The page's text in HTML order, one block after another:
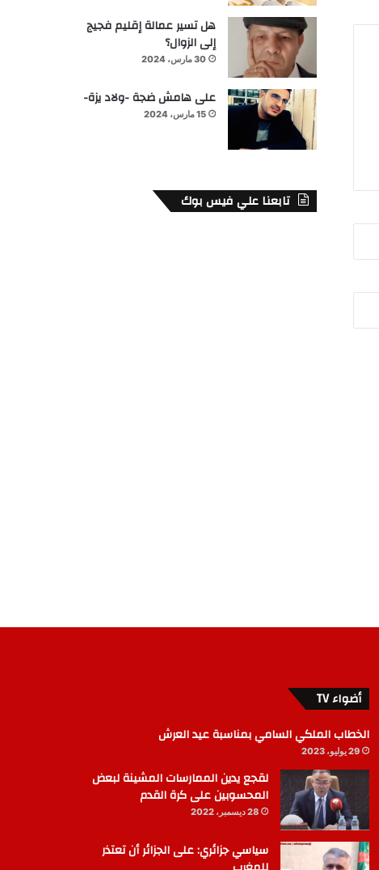
هل تسير عمالة إقليم فجيج
إلى الزوال؟
30 مارس، 2024
على هامش ضجة -ولاد يزة-
15 مارس، 2024
تابعنا علي فيس بوك
أضواء TV
الخطاب الملكي السامي بمناسبة عيد العرش
29 يوليو، 2023
لقجع يدين الممارسات المشينة لبعض
المحسوبين على كرة القدم
28 ديسمبر، 2022
سياسي جزائري: على الجزائر أن تعتذر